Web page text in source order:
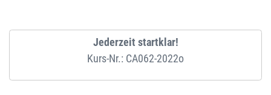
Jederzeit startklar!
Kurs-Nr.: CA062-2022o